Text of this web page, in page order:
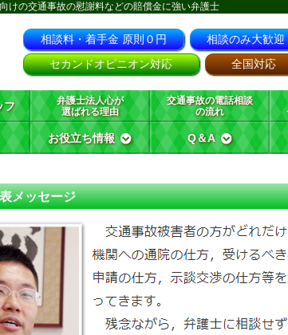
けの交通事故の慰謝料などの賠償金に強い弁護士
相談料・着手金 原則０円
相談のみ大歓迎
セカンドオピニオン対応
全国対応
フ
弁護士法人心が
選ばれる理由
交通事故の電話相談
の流れ
お役立ち情報 Q＆A
メッセージ